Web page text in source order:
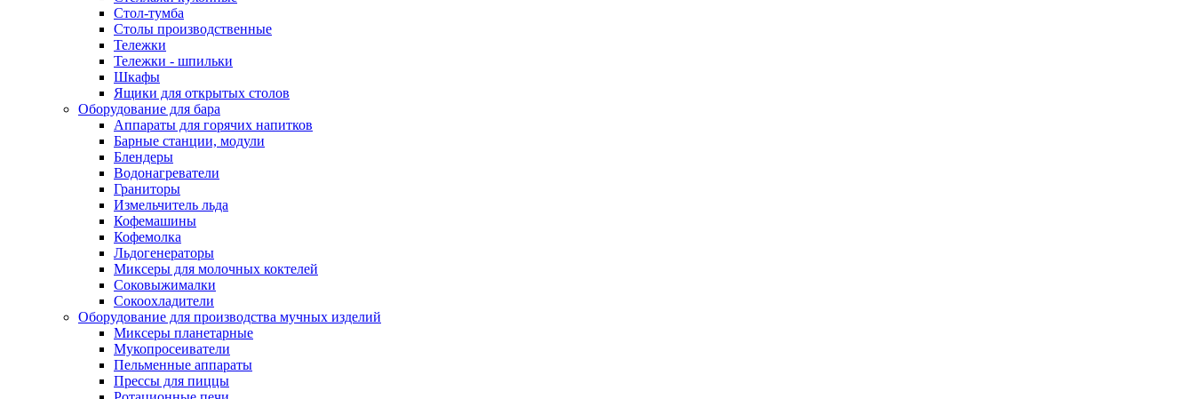
Стол-тумба
Столы производственные
Тележки
Тележки - шпильки
Шкафы
Ящики для открытых столов
Оборудование для бара
Аппараты для горячих напитков
Барные станции, модули
Блендеры
Водонагреватели
Граниторы
Измельчитель льда
Кофемашины
Кофемолка
Льдогенераторы
Миксеры для молочных коктелей
Соковыжималки
Сокоохладители
Оборудование для производства мучных изделий
Миксеры планетарные
Мукопросеиватели
Пельменные аппараты
Прессы для пиццы